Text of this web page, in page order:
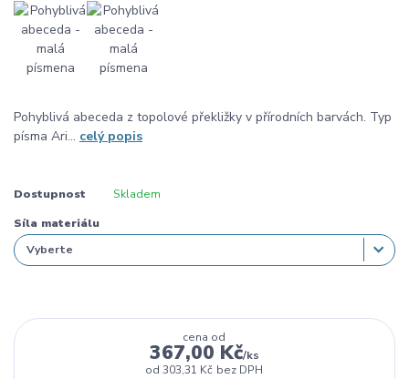
Pohyblivá abeceda z topolové překližky v přírodních barvách. Typ
písma Ari... celý popis
Dostupnost Skladem
Síla materiálu
cena od
367,00 Kč/ks
od303,31 Kč bez DPH